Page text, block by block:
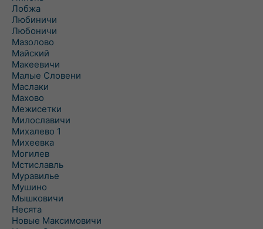
Лобжа
Любиничи
Любоничи
Мазолово
Майский
Макеевичи
Малые Словени
Маслаки
Махово
Межисетки
Милославичи
Михалево 1
Михеевка
Могилев
Мстиславль
Муравилье
Мушино
Мышковичи
Несята
Новые Максимовичи